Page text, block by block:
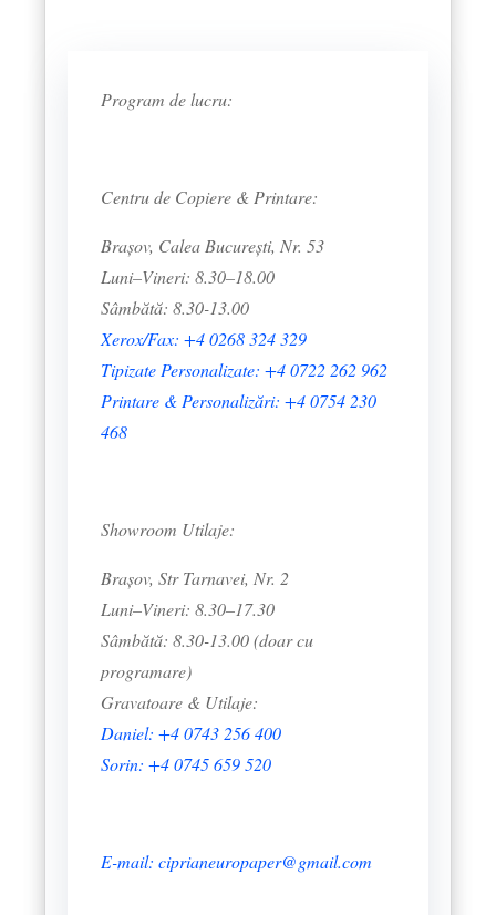
Program de lucru:
Centru de Copiere & Printare:
Brașov, Calea București, Nr. 53
Luni–Vineri: 8.30–18.00
Sâmbătă: 8.30-13.00
Xerox/Fax: +4 0268 324 329
Tipizate Personalizate: +4 0722 262 962
Printare & Personalizări: +4 0754 230
468
Showroom Utilaje:
Brașov, Str Tarnavei, Nr. 2
Luni–Vineri: 8.30–17.30
Sâmbătă: 8.30-13.00 (doar cu
programare)
Gravatoare & Utilaje:
Daniel: +4 0743 256 400
Sorin: +4 0745 659 520
E-mail: ciprianeuropaper@gmail.com